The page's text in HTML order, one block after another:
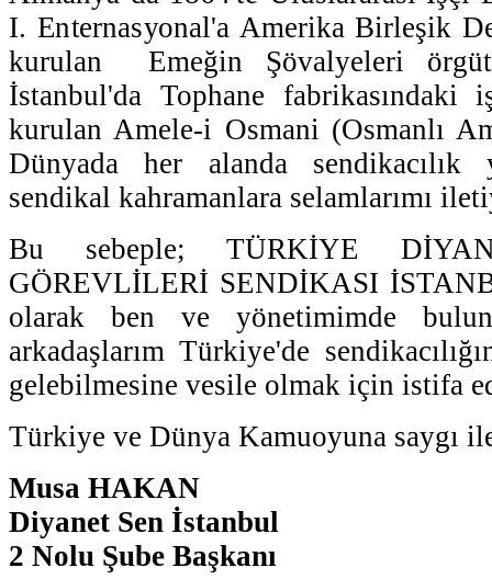
I. Enternasyonal'a Amerika Birleşik
kurulan Emeğin Şövalyeleri
İstanbul'da Tophane fabrikasındaki
kurulan Amele-i Osmani (Osmanlı
Dünyada her alanda sendikacılık
sendikal kahramanlara selamlarımı
Bu sebeple; TÜRKİYE
GÖREVLİLERİ SENDİKASI
olarak ben ve yönetimimde
arkadaşlarım Türkiye'de
gelebilmesine vesile olmak için istifa
Türkiye ve Dünya Kamuoyuna saygı
Musa HAKAN
Diyanet Sen İstanbul
2 Nolu Şube Başkanı